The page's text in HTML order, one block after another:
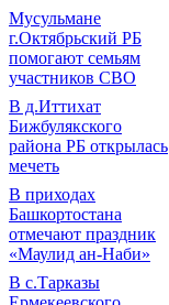
Мусульмане
г.Октябрьский РБ
помогают семьям
участников СВО
В д.Иттихат
Бижбулякского
района РБ открылась
мечеть
В приходах
Башкортостана
отмечают праздник
«Маулид ан-Наби»
В с.Тарказы